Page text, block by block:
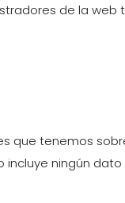
de la web
que tenemos
incluye ningún